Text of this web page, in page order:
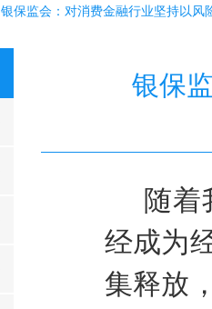
银保监会：对消费金融行业坚持以风
银保
随着
经成为
集释放